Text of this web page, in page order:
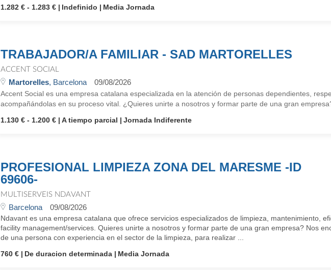
1.282 € - 1.283 €
Indefinido Media Jornada
TRABAJADOR/A FAMILIAR - SAD MARTORELLES
ACCENT SOCIAL
Martorelles, Barcelona 09/08/2026
Accent Social es una empresa catalana especializada en la atención de personas dependientes,
acompañándolas en su proceso vital. ¿Quieres unirte a nosotros y formar parte de una gran
1.130 € - 1.200 €
A tiempo parcial Jornada Indiferente
PROFESIONAL LIMPIEZA ZONA DEL MARESME -ID
69606-
MULTISERVEIS NDAVANT
Barcelona 09/08/2026
Ndavant es una empresa catalana que ofrece servicios especializados de limpieza, mantenimiento,
facility management/services. Quieres unirte a nosotros y formar parte de una gran empresa? Nos
de una persona con experiencia en el sector de la limpieza, para realizar ...
760 €
De duracion determinada Media Jornada